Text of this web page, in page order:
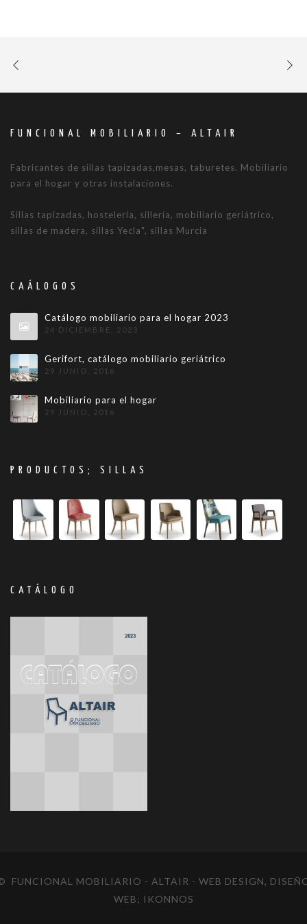
FUNCIONAL MOBILIARIO – ALTAIR
Fabricantes de sillas tapizadas,mesas, taburetes. Mobiliario
para el hogar y otras instalaciones.
Sillas tapizadas, hostelería, sillería, mobiliario geriátrico,
sillas de madera, sillas Yecla", sillas Murcia
CAÁLOGOS
Catálogo mobiliario para el hogar 2023
24 DICIEMBRE, 2023
Gerifort, catálogo mobiliario geriátrico
29 JUNIO, 2016
Mobiliario para el hogar
29 JUNIO, 2016
PRODUCTOS; SILLAS
CATÁLOGO
FUNCIONAL MOBILIARIO - ALTAIR - WEB DESIGN,
WEB; IKONNOS